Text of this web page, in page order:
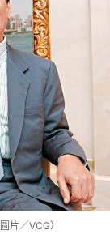
片／VCG）